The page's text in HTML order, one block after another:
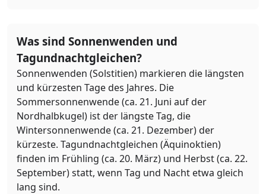
Was sind Sonnenwenden und
Tagundnachtgleichen?
Sonnenwenden (Solstitien) markieren die längsten
und kürzesten Tage des Jahres. Die
Sommersonnenwende (ca. 21. Juni auf der
Nordhalbkugel) ist der längste Tag, die
Wintersonnenwende (ca. 21. Dezember) der
kürzeste. Tagundnachtgleichen (Äquinoktien)
finden im Frühling (ca. 20. März) und Herbst (ca. 22.
September) statt, wenn Tag und Nacht etwa gleich
lang sind.